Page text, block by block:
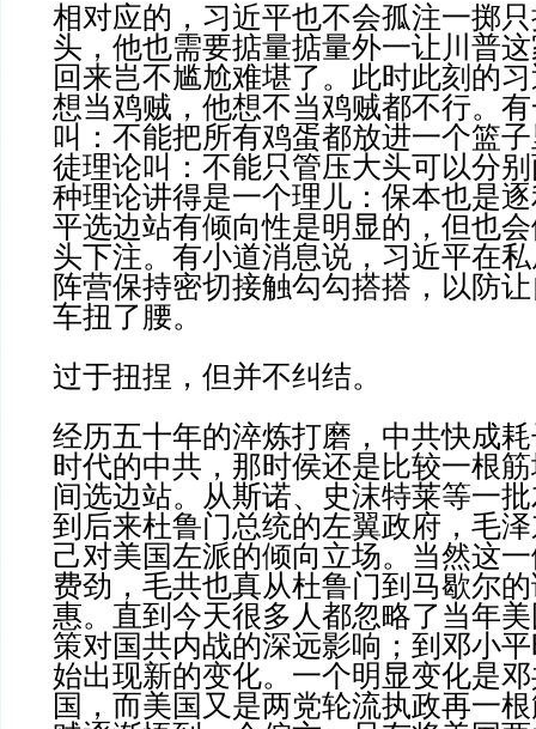
相对应的，习近平也不会孤注一掷
头，他也需要掂量掂量外一让川普
回来岂不尴尬难堪了。此时此刻的
想当鸡贼，他想不当鸡贼都不行。
叫：不能把所有鸡蛋都放进一个篮
徒理论叫：不能只管压大头可以分
种理论讲得是一个理儿：保本也是
平选边站有倾向性是明显的，但也
头下注。有小道消息说，习近平在
阵营保持密切接触勾勾搭搭，以防
车扭了腰。
过于扭捏，但并不纠结。
经历五十年的淬炼打磨，中共快成
时代的中共，那时侯还是比较一根
间选边站。从斯诺、史沫特莱等一
到后来杜鲁门总统的左翼政府，毛
己对美国左派的倾向立场。当然这
费劲，毛共也真从杜鲁门到马歇尔
惠。直到今天很多人都忽略了当年
策对国共内战的深远影响；到邓小
始出现新的变化。一个明显变化是
国，而美国又是两党轮流执政再一